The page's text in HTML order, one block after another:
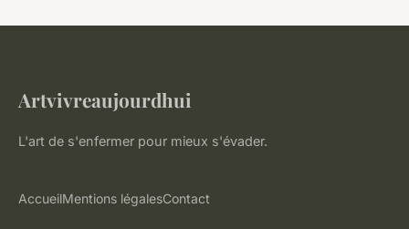
Artvivreaujourdhui
L'art de s'enfermer pour mieux s'évader.
AccueilMentions légalesContact